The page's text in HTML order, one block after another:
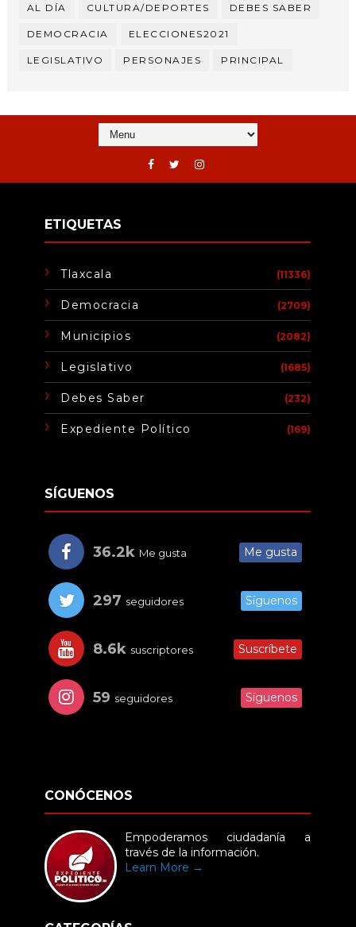
AL DÍA CULTURA/DEPORTES DEBES SABER
DEMOCRACIA ELECCIONES2021
LEGISLATIVO PERSONAJES PRINCIPAL
ETIQUETAS
Tlaxcala (11336)
Democracia (2709)
Municipios (2082)
Legislativo (1685)
Debes Saber (232)
Expediente Político (169)
SÍGUENOS
36.2k Me gusta Me gusta
297 seguidores Síguenos
8.6k suscriptores Suscríbete
59 seguidores Síguenos
CONÓCENOS
Empoderamos ciudadanía a
través de la información.
Learn More →